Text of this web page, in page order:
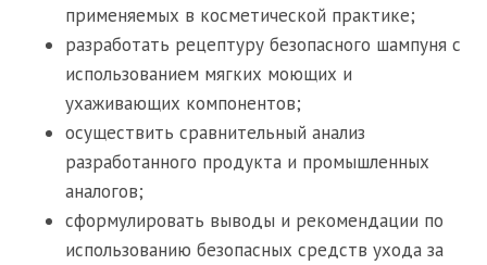
применяемых в косметической практике;
разработать рецептуру безопасного шампуня с
использованием мягких моющих и
ухаживающих компонентов;
осуществить сравнительный анализ
разработанного продукта и промышленных
аналогов;
сформулировать выводы и рекомендации по
использованию безопасных средств ухода за